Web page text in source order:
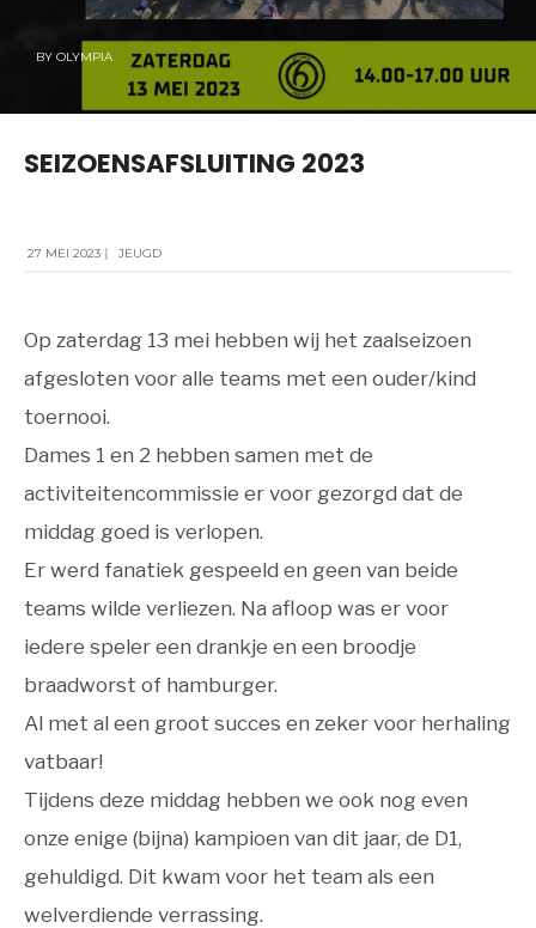
BY OLYMPIA
SEIZOENSAFSLUITING 2023
27 MEI 2023 | JEUGD
Op zaterdag 13 mei hebben wij het zaalseizoen
afgesloten voor alle teams met een ouder/kind
toernooi.
Dames 1 en 2 hebben samen met de
activiteitencommissie er voor gezorgd dat de
middag goed is verlopen.
Er werd fanatiek gespeeld en geen van beide
teams wilde verliezen. Na afloop was er voor
iedere speler een drankje en een broodje
braadworst of hamburger.
Al met al een groot succes en zeker voor herhaling
vatbaar!
Tijdens deze middag hebben we ook nog even
onze enige (bijna) kampioen van dit jaar, de D1,
gehuldigd. Dit kwam voor het team als een
welverdiende verrassing.